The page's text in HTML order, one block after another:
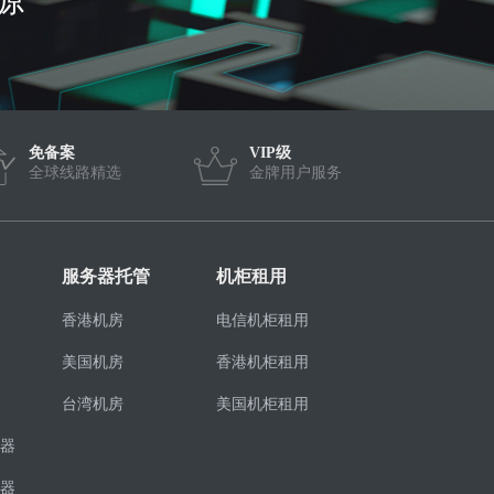
免备案
全球线路精选
VIP级
金牌用户服务
服务器托管
香港机房
美国机房
台湾机房
机柜租用
电信机柜租用
香港机柜租用
美国机柜租用